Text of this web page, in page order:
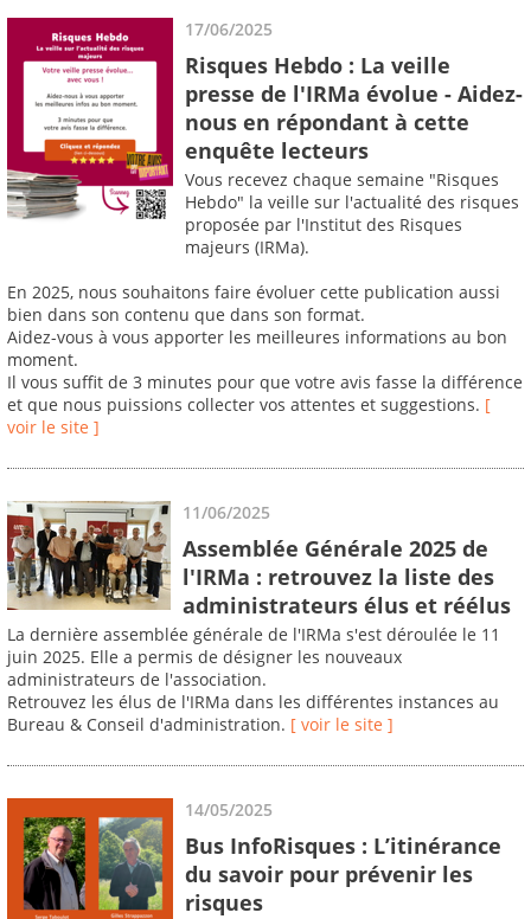
17/06/2025
Risques Hebdo : La veille
presse de l'IRMa évolue - Aidez-
nous en répondant à cette
enquête lecteurs
Vous recevez chaque semaine "Risques
Hebdo" la veille sur l'actualité des risques
proposée par l'Institut des Risques
majeurs (IRMa).
En 2025, nous souhaitons faire évoluer cette publication aussi
bien dans son contenu que dans son format.
Aidez-vous à vous apporter les meilleures informations au bon
moment.
Il vous suffit de 3 minutes pour que votre avis fasse la différence
et que nous puissions collecter vos attentes et suggestions. [
voir le site ]
11/06/2025
Assemblée Générale 2025 de
l'IRMa : retrouvez la liste des
administrateurs élus et réélus
La dernière assemblée générale de l'IRMa s'est déroulée le 11
juin 2025. Elle a permis de désigner les nouveaux
administrateurs de l'association.
Retrouvez les élus de l'IRMa dans les différentes instances au
Bureau & Conseil d'administration. [ voir le site ]
14/05/2025
Bus InfoRisques : L’itinérance
du savoir pour prévenir les
risques